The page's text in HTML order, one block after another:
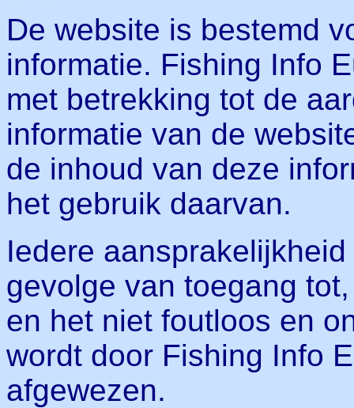
De website is bestemd
informatie. Fishing Info
met betrekking tot de
informatie van de
de inhoud van deze
het gebruik daarvan.
Iedere
gevolge van toegang
en het niet foutloos en
wordt door Fishing Info
afgewezen.